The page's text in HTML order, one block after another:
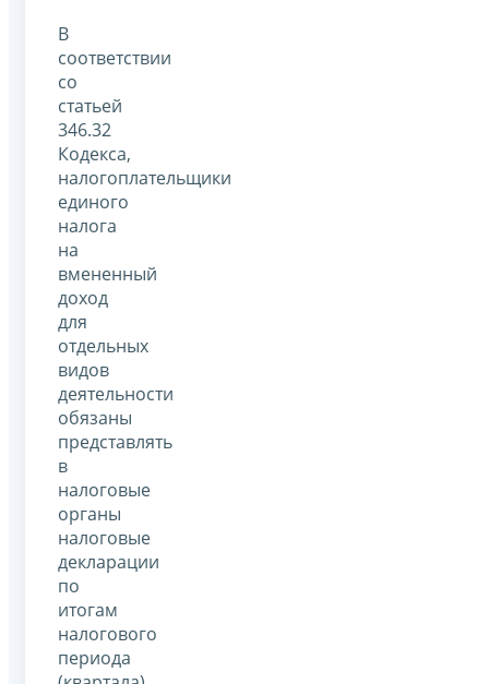
В
соответствии
со
статьей
346.32
Кодекса,
налогоплательщики
единого
налога
на
вмененный
доход
для
отдельных
видов
деятельности
обязаны
представлять
в
налоговые
органы
налоговые
декларации
по
итогам
налогового
периода